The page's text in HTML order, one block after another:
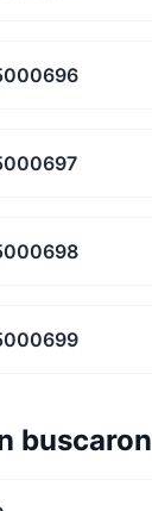
buscaron